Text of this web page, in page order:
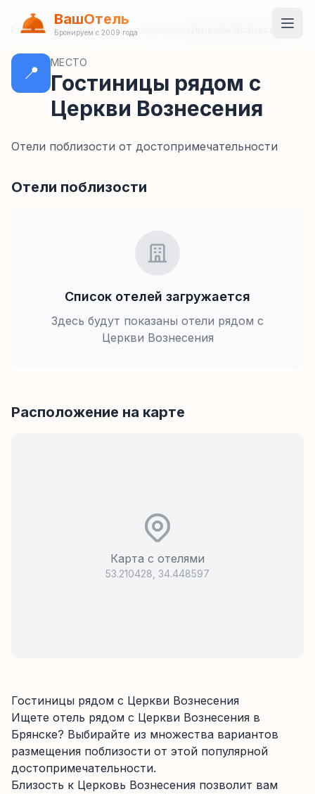
ВашОтель
Бронируем с 2009 года
Главная Гостиницы/Россия Церковь Вознесения
📍
МЕСТО
Гостиницы рядом с
Церкви Вознесения
Отели поблизости от достопримечательности
Отели поблизости
Список отелей загружается
Здесь будут показаны отели рядом с
Церкви Вознесения
Расположение на карте
Карта с отелями
53.210428 34.448597
Гостиницы рядом с Церкви Вознесения
Ищете отель рядом с Церкви Вознесения в
Брянске? Выбирайте из множества вариантов
размещения поблизости от этой популярной
достопримечательности.
Близость к Церковь Вознесения позволит вам